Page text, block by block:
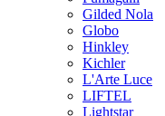
Gilded Nola
Globo
Hinkley
Kichler
L'Arte Luce
LIFTEL
Lightstar